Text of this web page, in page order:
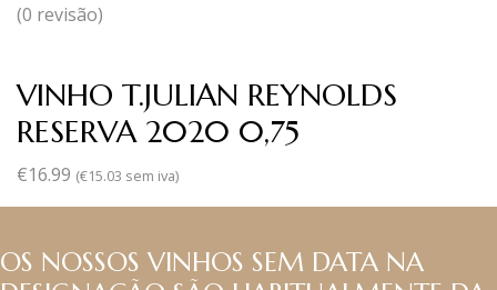
(0 revisão)
VINHO T.JULIAN REYNOLDS
RESERVA 2020 0,75
€16.99 (€15.03 sem iva)
OS NOSSOS VINHOS SEM DATA NA